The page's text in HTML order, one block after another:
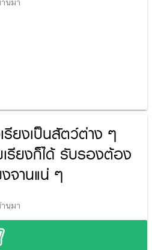
นมา
รียงเป็นสัตว์ต่าง ๆ
รียงก็ได้ รับรองต้อง
จานแน่ ๆ
นมา